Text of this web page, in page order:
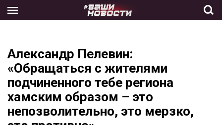
the
Александр Пелевин:
«Обращаться с жителями
подчиненного тебе региона
хамским образом – это
непозволительно, это мерзко,